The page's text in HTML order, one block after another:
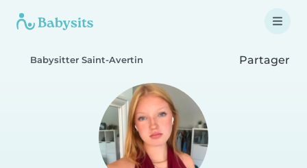
Babysitter Saint-Avertin Partager